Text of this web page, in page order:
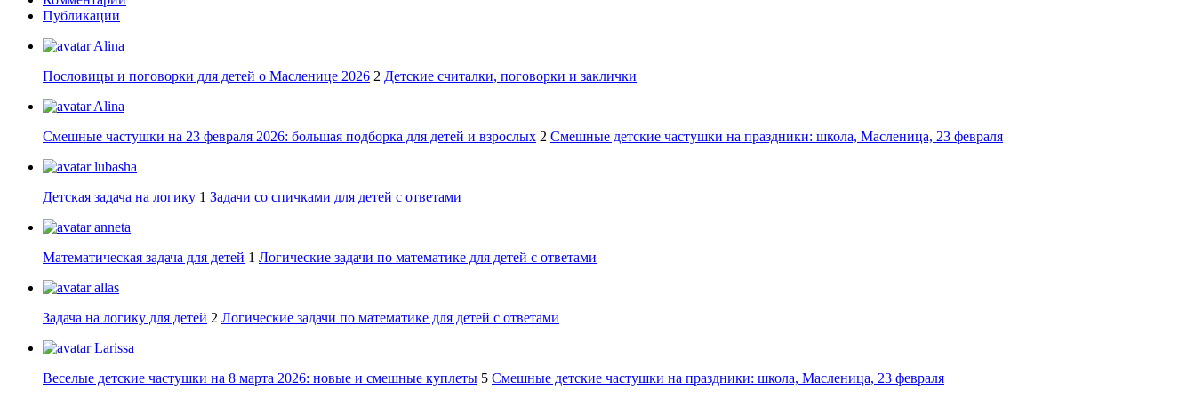
Публикации
Alina
Пословицы и поговорки для детей о Масленице 2026 2 Детские считалки, поговорки и заклички
Alina
Смешные частушки на 23 февраля 2026: большая подборка для детей и взрослых 2 Смешные детские частушки на праздники: школа, Масленица, 23 февраля
lubasha
Детская задача на логику 1 Задачи со спичками для детей с ответами
anneta
Математическая задача для детей 1 Логические задачи по математике для детей с ответами
allas
Задача на логику для детей 2 Логические задачи по математике для детей с ответами
Larissa
Веселые детские частушки на 8 марта 2026: новые и смешные куплеты 5 Смешные детские частушки на праздники: школа, Масленица, 23 февраля